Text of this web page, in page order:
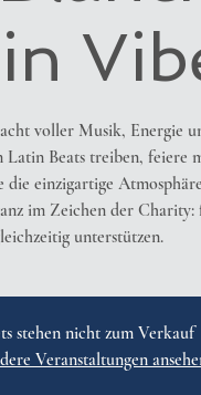
voller Musik, Energie
Latin Beats treiben, feiere
die einzigartige
im Zeichen der
unterstützen.
stehen nicht zum Verkauf
Veranstaltungen